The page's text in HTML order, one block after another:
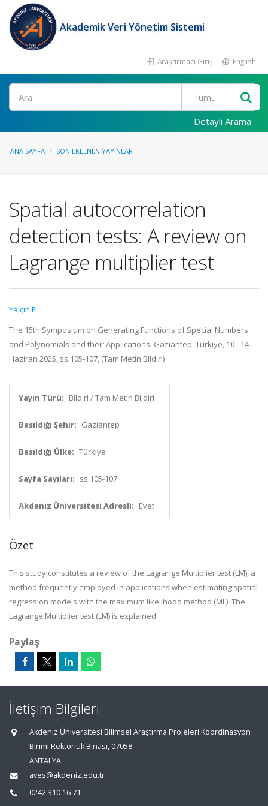
Akademik Veri Yönetim Sistemi
Araştırmacı Girişi English
Ara
Detaylı Arama
ANA SAYFA SON EKLENEN YAYINLAR
Spatial autocorrelation
detection tests: A review on
Lagrange multiplier test
Yalçın F.
The 15th Symposium on Generating Functions of Special Numbers
and Polynomials and their Applications, Gaziantep, Türkiye, 10 - 14
Haziran 2025, ss.105-107, (Tam Metin Bildiri)
Yayın Türü: Bildiri / Tam Metin Bildiri
Basıldığı Şehir: Gaziantep
Basıldığı Ülke: Türkiye
Sayfa Sayıları: ss.105-107
Akdeniz Üniversitesi Adresli: Evet
Özet
This study constitutes a review of the Lagrange Multiplier test (LM), a
method frequently employed in applications when estimating spatial
regression models with the maximum likelihood method (ML). The
Lagrange Multiplier test (LM) is explained.
Paylaş
İletişim Bilgileri
Akdeniz Üniversitesi Bilimsel Araştırma Projeleri Koordinasyon
Birimi Rektörlük Binası, 07058
ANTALYA
aves@akdeniz.edu.tr
0242 310 16 71